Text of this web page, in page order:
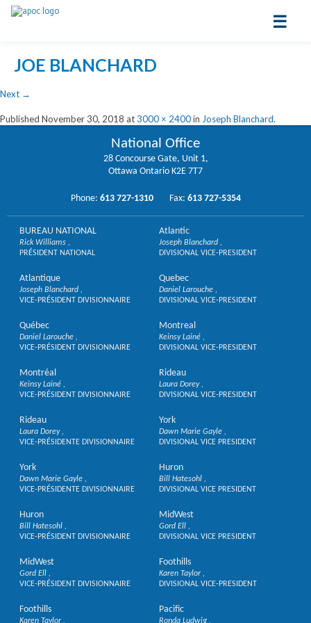
☰
JOE BLANCHARD
Next →
Published November 30, 2018 at3000 × 2400in Joseph Blanchard.
National Office
28 Concourse Gate, Unit 1,
Ottawa Ontario K2E 7T7
Phone: 613 727-1310 Fax: 613 727-5354
BUREAU NATIONAL
Rick Williams
PRÉSIDENT NATIONAL
Atlantic
Joseph Blanchard
DIVISIONAL VICE-PRESIDENT
Atlantique
Joseph Blanchard
VICE-PRÉSIDENT DIVISIONNAIRE
Quebec
Daniel Larouche
DIVISIONAL VICE-PRESIDENT
Québec
Daniel Larouche
VICE-PRÉSIDENT DIVISIONNAIRE
Montreal
Keinsy Lainé
DIVISIONAL VICE-PRESIDENT
Montréal
Keinsy Lainé
VICE-PRÉSIDENT DIVISIONNAIRE
Rideau
Laura Dorey
DIVISIONAL VICE-PRESIDENT
Rideau
Laura Dorey
VICE-PRÉSIDENTE DIVISIONNAIRE
York
Dawn Marie Gayle
DIVISIONAL VICE PRESIDENT
York
Dawn Marie Gayle
VICE-PRÉSIDENTE DIVISIONNAIRE
Huron
Bill Hatesohl
DIVISIONAL VICE PRESIDENT
Huron
Bill Hatesohl
VICE-PRÉSIDENT DIVISIONNAIRE
MidWest
Gord Ell
DIVISIONAL VICE PRESIDENT
MidWest
Gord Ell
VICE-PRÉSIDENT DIVISIONNAIRE
Foothills
Karen Taylor
DIVISIONAL VICE-PRESIDENT
Foothills
Karen Taylor
Pacific
Ronda Ludwig